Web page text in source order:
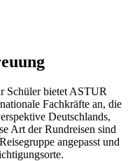
Schüler bietet ASTUR
Fachkräfte an, die
Deutschlands,
Art der Rundreisen sind
angepasst und